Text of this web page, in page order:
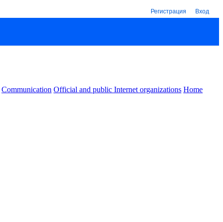
Регистрация Вход
Communication Official and public Internet organizations Home